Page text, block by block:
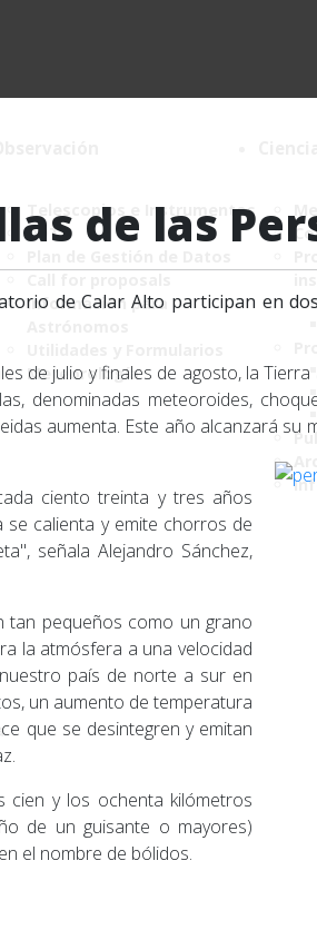
Telescopios e Instrumentos
DDT
Información para
Meteorología
de las
de Calar Alto participan en
de julio y finales de agosto, la
denominadas meteoroides,
aumenta. Este año alcanzará su
ciento treinta y tres años
se calienta y emite chorros de
señala Alejandro Sánchez,
tan pequeños como un grano
la atmósfera a una velocidad
país de norte a sur en
un aumento de temperatura
que se desintegren y emitan
cien y los ochenta kilómetros
de un guisante o mayores)
el nombre de bólidos.